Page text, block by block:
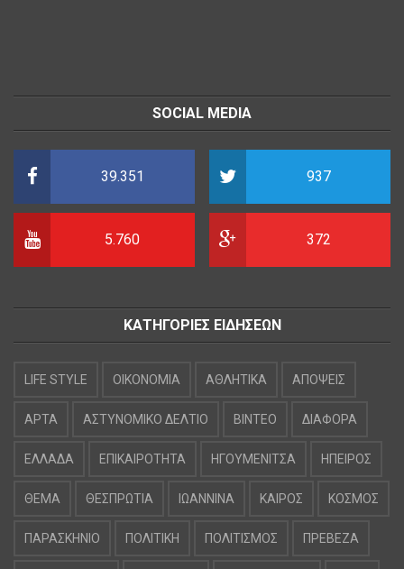
SOCIAL MEDIA
39.351 937
5.760 372
ΚΑΤΗΓΟΡΙΕΣ ΕΙΔΗΣΕΩΝ
LIFE STYLE OIKONOMIA ΑΘΛΗΤΙΚΑ ΑΠΟΨΕΙΣ
ΑΡΤΑ ΑΣΤΥΝΟΜΙΚΟ ΔΕΛΤΙΟ ΒΙΝΤΕΟ ΔΙΑΦΟΡΑ
ΕΛΛΑΔΑ ΕΠΙΚΑΙΡΟΤΗΤΑ ΗΓΟΥΜΕΝΙΤΣΑ ΗΠΕΙΡΟΣ
ΘΕΜΑ ΘΕΣΠΡΩΤΙΑ ΙΩΑΝΝΙΝΑ ΚΑΙΡΟΣ ΚΟΣΜΟΣ
ΠΑΡΑΣΚΗΝΙΟ ΠΟΛΙΤΙΚΗ ΠΟΛΙΤΙΣΜΟΣ ΠΡΕΒΕΖΑ